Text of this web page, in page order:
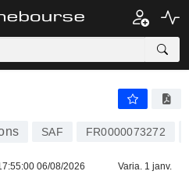
SAF FR0000073272
06/08/2026 Varia. 1 janv.